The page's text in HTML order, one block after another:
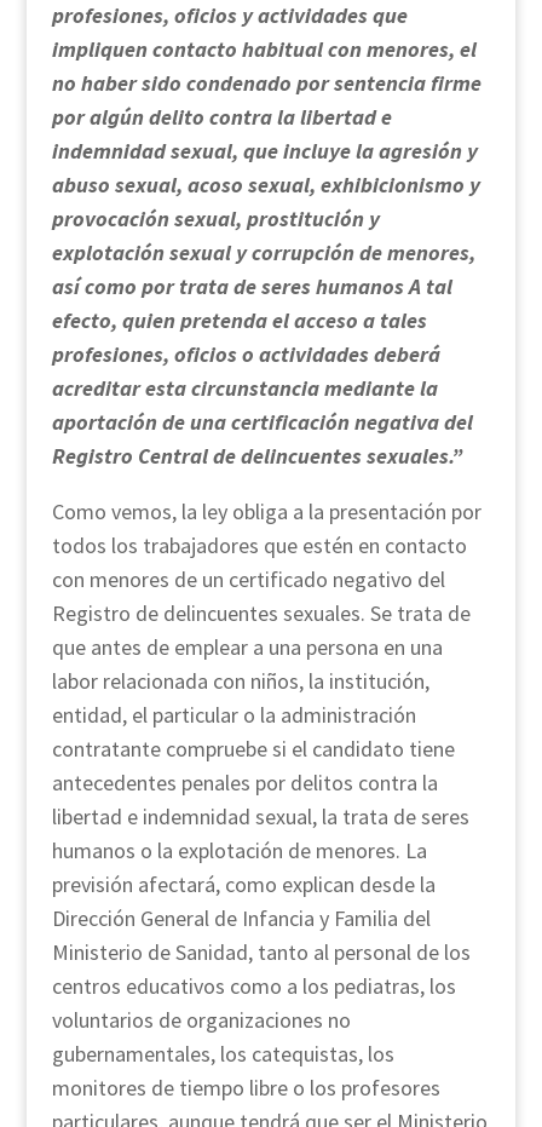
profesiones, oficios y actividades que
impliquen contacto habitual con menores, el
no haber sido condenado por sentencia firme
por algún delito contra la libertad e
indemnidad sexual, que incluye la agresión y
abuso sexual, acoso sexual, exhibicionismo y
provocación sexual, prostitución y
explotación sexual y corrupción de menores,
así como por trata de seres humanos A tal
efecto, quien pretenda el acceso a tales
profesiones, oficios o actividades deberá
acreditar esta circunstancia mediante la
aportación de una certificación negativa del
Registro Central de delincuentes sexuales.”
Como vemos, la ley obliga a la presentación por
todos los trabajadores que estén en contacto
con menores de un certificado negativo del
Registro de delincuentes sexuales. Se trata de
que antes de emplear a una persona en una
labor relacionada con niños, la institución,
entidad, el particular o la administración
contratante compruebe si el candidato tiene
antecedentes penales por delitos contra la
libertad e indemnidad sexual, la trata de seres
humanos o la explotación de menores. La
previsión afectará, como explican desde la
Dirección General de Infancia y Familia del
Ministerio de Sanidad, tanto al personal de los
centros educativos como a los pediatras, los
voluntarios de organizaciones no
gubernamentales, los catequistas, los
monitores de tiempo libre o los profesores